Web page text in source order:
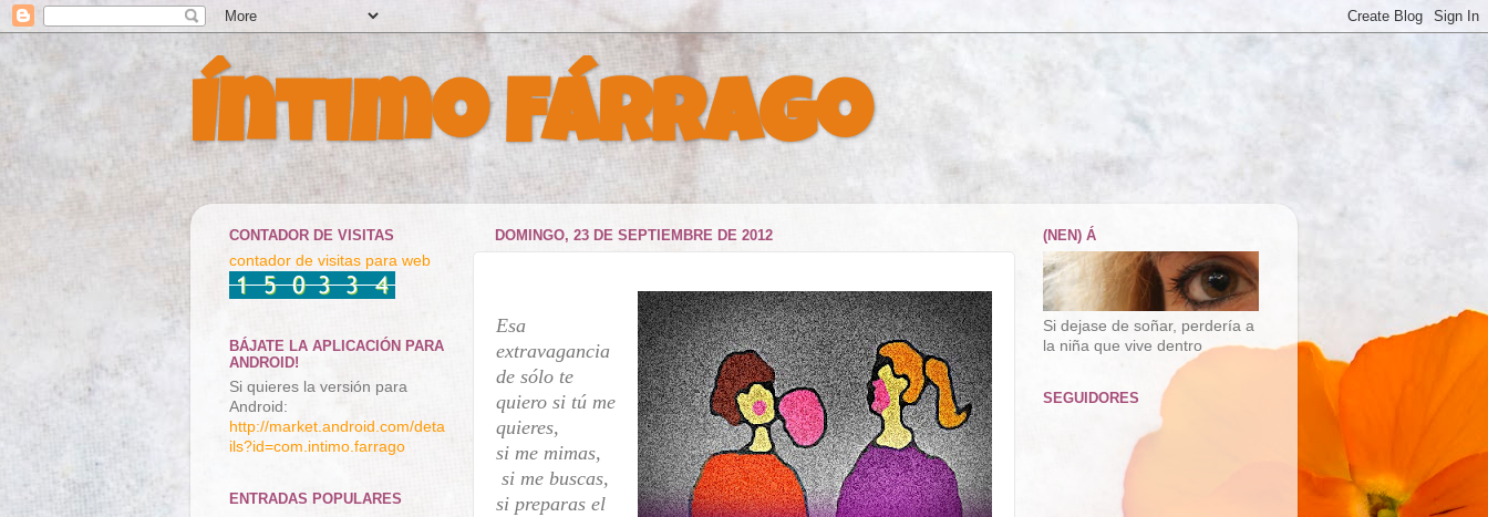
Íntimo Fárrago
DOMINGO, 23 DE SEPTIEMBRE DE 2012
Esa
extravagancia
de sólo te
quiero si tú me
quieres,
si me mimas,
si me buscas,
si preparas el
CONTADOR DE VISITAS
contador de visitas para web
BÁJATE LA APLICACIÓN PARA
ANDROID!
Si quieres la versión para
Android:
http://market.android.com/deta
ils?id=com.intimo.farrago
ENTRADAS POPULARES
(NEN) Á
Si dejase de soñar, perdería a
la niña que vive dentro
SEGUIDORES